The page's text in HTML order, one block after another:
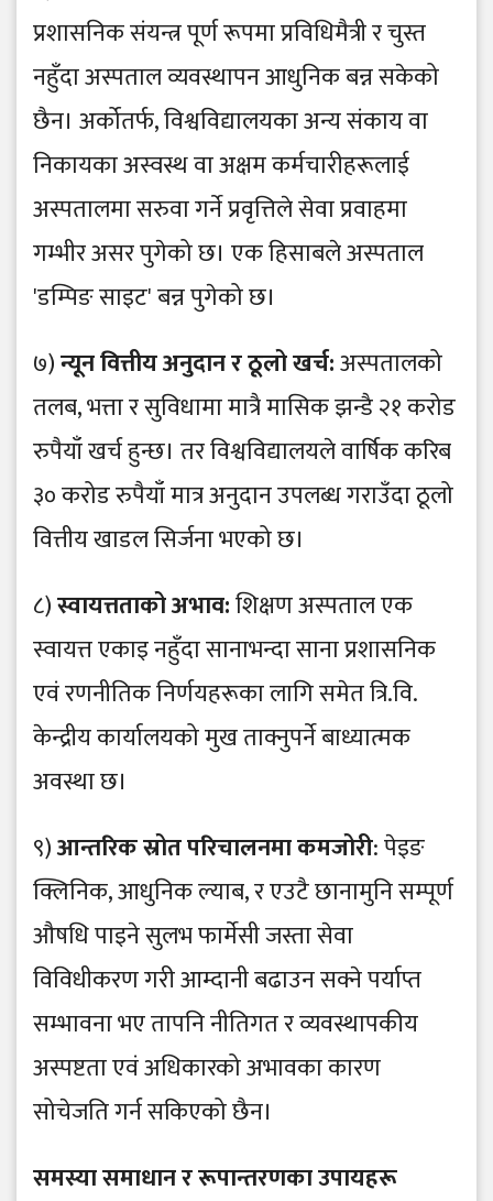
प्रशासनिक संयन्त्र पूर्ण रूपमा प्रविधिमैत्री र चुस्त
नहुँदा अस्पताल व्यवस्थापन आधुनिक बन्न सकेको
छैन। अर्कोतर्फ, विश्वविद्यालयका अन्य संकाय वा
निकायका अस्वस्थ वा अक्षम कर्मचारीहरूलाई
अस्पतालमा सरुवा गर्ने प्रवृत्तिले सेवा प्रवाहमा
गम्भीर असर पुगेको छ। एक हिसाबले अस्पताल
'डम्पिङ साइट' बन्न पुगेको छ।
७)न्यून वित्तीय अनुदान र ठूलो खर्च:अस्पतालको
तलब, भत्ता र सुविधामा मात्रै मासिक झन्डै २१ करोड
रुपैयाँ खर्च हुन्छ। तर विश्वविद्यालयले वार्षिक करिब
३० करोड रुपैयाँ मात्र अनुदान उपलब्ध गराउँदा ठूलो
वित्तीय खाडल सिर्जना भएको छ।
८)स्वायत्तताको अभाव:शिक्षण अस्पताल एक
स्वायत्त एकाइ नहुँदा सानाभन्दा साना प्रशासनिक
एवं रणनीतिक निर्णयहरूका लागि समेत त्रि.वि.
केन्द्रीय कार्यालयको मुख ताक्नुपर्ने बाध्यात्मक
अवस्था छ।
९)आन्तरिक स्रोत परिचालनमा कमजोरी: पेइङ
क्लिनिक, आधुनिक ल्याब, र एउटै छानामुनि सम्पूर्ण
औषधि पाइने सुलभ फार्मेसी जस्ता सेवा
विविधीकरण गरी आम्दानी बढाउन सक्ने पर्याप्त
सम्भावना भए तापनि नीतिगत र व्यवस्थापकीय
अस्पष्टता एवं अधिकारको अभावका कारण
सोचेजति गर्न सकिएको छैन।
समस्या समाधान र रूपान्तरणका उपायहरू